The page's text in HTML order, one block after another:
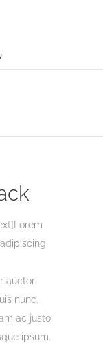
auctor
nunc.
ac justo
ipsum.